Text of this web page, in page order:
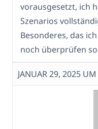
vorausgesetzt, ich
Szenarios
Besonderes, das
noch überprüfen
JANUAR 29, 2025